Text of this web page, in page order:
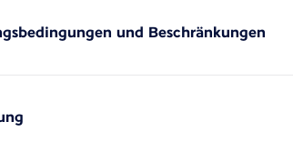
und Beschränkungen